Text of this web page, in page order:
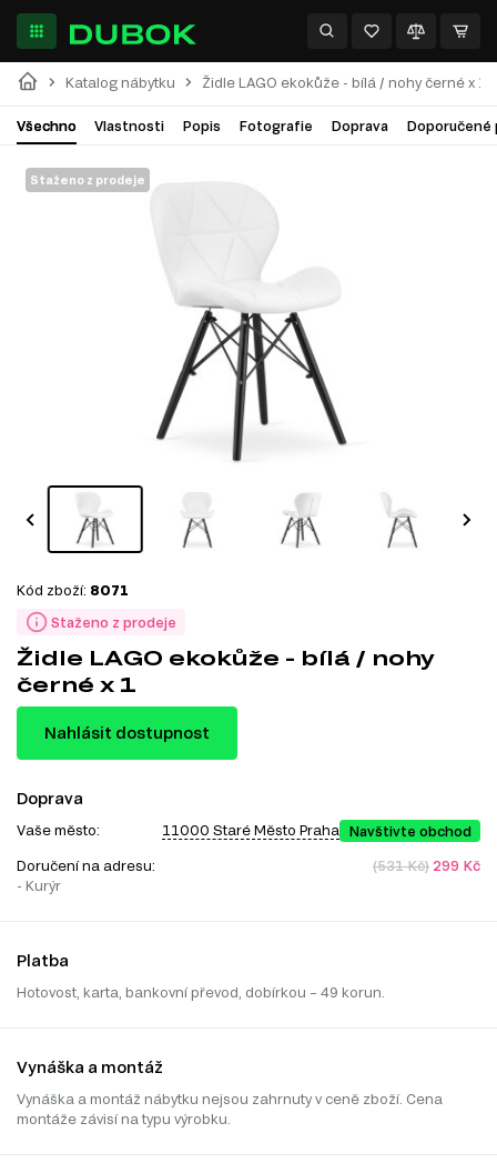
Katalog nábytku Židle LAGO ekokůže - bílá / nohy černé x 1
Všechno Vlastnosti Popis Fotografie Doprava Doporučené
Staženo z prodeje
Staženo z prodeje
Kód zboží: 8071
Židle LAGO ekokůže - bílá / nohy
černé x 1
Nahlásit dostupnost
Doprava
Vaše město: 11000 Staré Město Praha Navštivte obchod
Doručení na adresu:
- Kurýr
(531 Kč) 299 Kč
Platba
Hotovost, karta, bankovní převod, dobírkou – 49 korun.
Vynáška a montáž
Vynáška a montáž nábytku nejsou zahrnuty v ceně zboží. Cena
montáže závisí na typu výrobku.